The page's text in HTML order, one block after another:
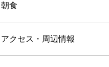
朝食
アクセス・周辺情報